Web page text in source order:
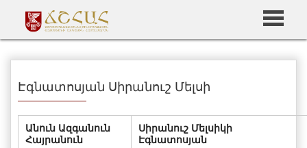
Էգնատոսյան Սիրանուշ Մելսի
Անուն Ազգանուն
Հայրանուն
Սիրանուշ Մելսիկի
Էգնատոսյան